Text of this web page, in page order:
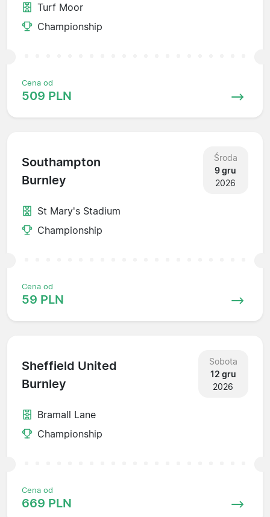
Turf Moor
Championship
Cena od
509 PLN
Southampton
Burnley
Środa
9 gru
2026
St Mary's Stadium
Championship
Cena od
59 PLN
Sheffield United
Burnley
Sobota
12 gru
2026
Bramall Lane
Championship
Cena od
669 PLN